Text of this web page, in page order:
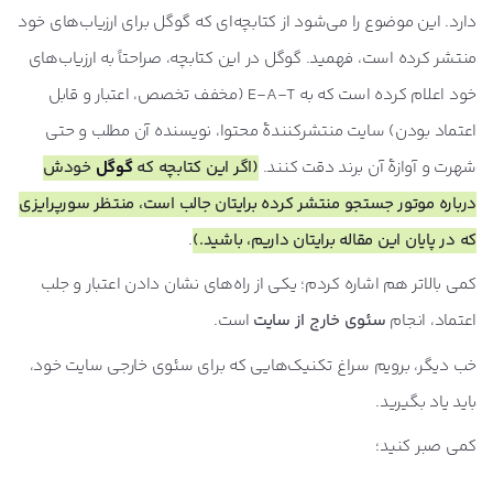
دارد. این موضوع را می‌شود از کتابچه‌ای که گوگل برای ارزیاب‌های خود
منتشر کرده است، فهمید. گوگل در این کتابچه، صراحتاً به ارزیاب‌های
خود اعلام کرده است که به E-A-T (مخفف تخصص، اعتبار و قابل
اعتماد بودن) سایت منتشرکنندۀ محتوا، نویسنده آن مطلب و حتی
شهرت و آوازۀ آن برند دقت کنند. (اگر این کتابچه کهگوگل خودش
درباره موتور جستجو منتشر کرده برایتان جالب است، منتظر سورپرایزی
که در پایان این مقاله برایتان داریم، باشید.).
کمی بالاتر هم اشاره کردم؛ یکی از راه‌های نشان دادن اعتبار و جلب
اعتماد، انجام سئوی خارج از سایت است.
خب دیگر، برویم سراغ تکنیک‌هایی که برای سئوی خارجی سایت خود،
باید یاد بگیرید.
کمی صبر کنید؛